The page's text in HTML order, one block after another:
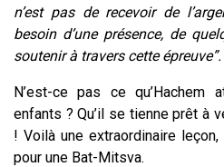
n’est pas de recevoir de
besoin d’une présence, de
soutenir à travers cette épreuve”.
N’est-ce pas ce qu’Hachem
enfants ? Qu’il se tienne prêt à
! Voilà une extraordinaire
pour une Bat-Mitsva.